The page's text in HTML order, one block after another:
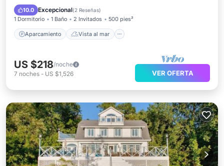
10.0 Excepcional(2 Reseñas)
1 Dormitorio 1 Baño 2 Invitados 500 pies²
Aparcamiento Vista al mar
Balcón/Terraza
US $218/noche
7 noches - US $1,526 VER OFERTA